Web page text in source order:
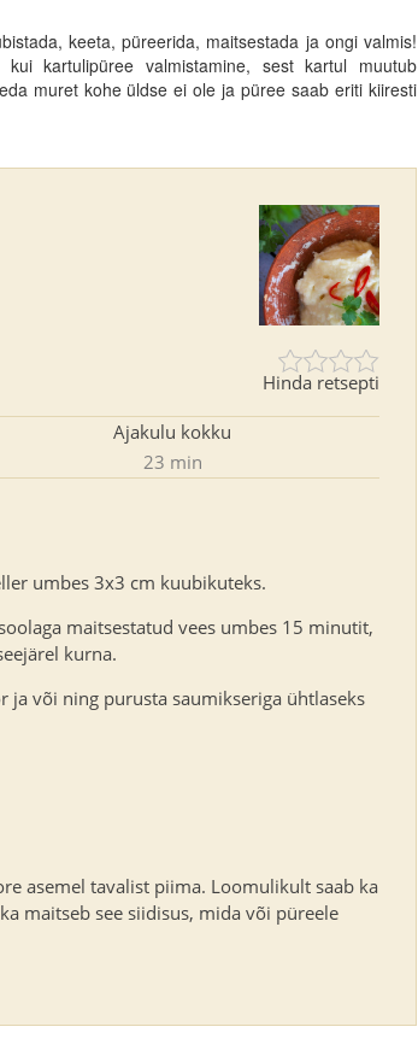
keeta, püreerida, maitsestada ja ongi valmis!
kartulipüree valmistamine, sest kartul muutub
muret kohe üldse ei ole ja püree saab eriti kiiresti
Hinda retsepti
Ajakulu kokku
23 min
umbes 3x3 cm kuubikuteks.
maitsestatud vees umbes 15 minutit,
kurna.
ja või ning purusta saumikseriga ühtlaseks
asemel tavalist piima. Loomulikult saab ka
maitseb see siidisus, mida või püreele